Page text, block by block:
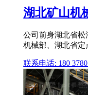
湖北矿山机
公司前身湖北省松
机械部、湖北省定
联系电话: 180 3780